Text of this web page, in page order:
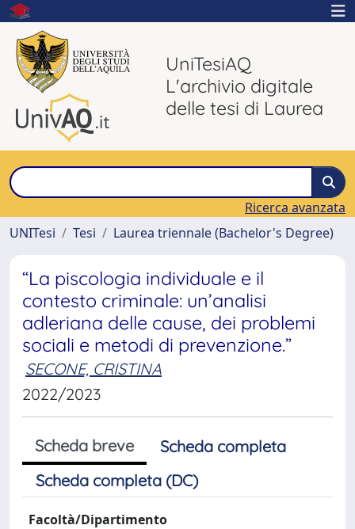
UniTesiAQ
L'archivio digitale
delle tesi di Laurea
Ricerca avanzata
UNITesi
Tesi Laurea triennale (Bachelor's Degree)
“La piscologia individuale e il
contesto criminale: un’analisi
adleriana delle cause, dei problemi
sociali e metodi di prevenzione.”
SECONE, CRISTINA
2022/2023
Scheda breve
Scheda completa
Scheda completa (DC)
Facoltà/Dipartimento